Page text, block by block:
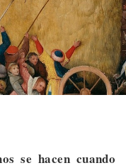
se hacen cuando